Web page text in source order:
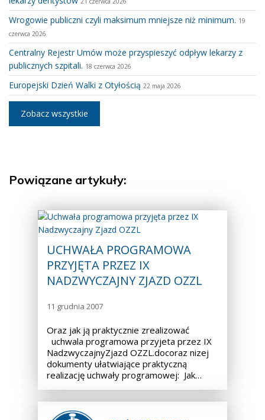
Wrogowie publiczni czyli maksimum mniejsze niż minimum. 19
czerwca 2026
Centralny Rejestr Umów może przyspieszyć odpływ lekarzy z
publicznych szpitali. 18 czerwca 2026
Europejski Dzień Walki z Otyłością 22 maja 2026
Zobacz wszystkie
Powiązane artykuły:
UCHWAŁA PROGRAMOWA
PRZYJĘTA PRZEZ IX
NADZWYCZAJNY ZJAZD OZZL
11 grudnia 2007
Oraz jak ją praktycznie zrealizować
uchwala programowa przyjeta przez IX
NadzwyczajnyZjazd OZZL.docoraz nizej
dokumenty ułatwiające praktyczną
realizację uchwały programowej: Jak…